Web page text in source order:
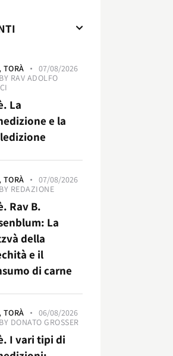
TORÀ
07/08/2026
BY RAV ADOLFO
La
e la
TORÀ
07/08/2026
BY REDAZIONE
Rav B.
La
della
e il
di carne
TORÀ
06/08/2026
BY DONATO GROSSER
I vari tipi di